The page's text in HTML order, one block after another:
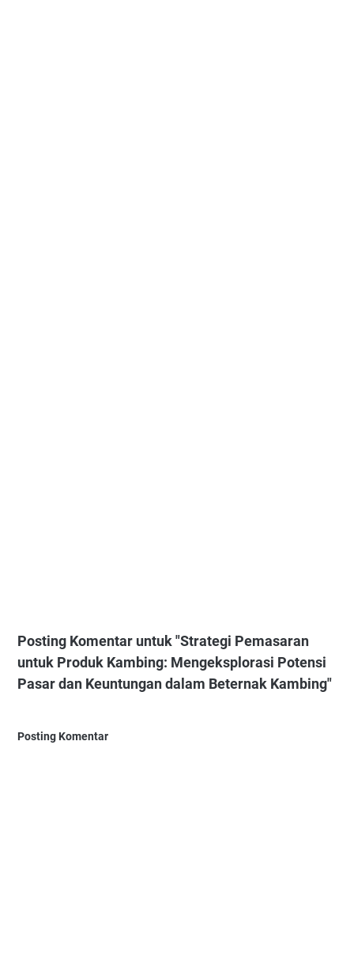
Posting Komentar untuk "Strategi Pemasaran
untuk Produk Kambing: Mengeksplorasi Potensi
Pasar dan Keuntungan dalam Beternak Kambing"
Posting Komentar